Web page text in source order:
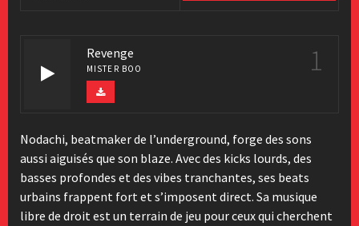
Revenge
MISTER BOO 1
Nodachi, beatmaker de l’underground, forge des sons
aussi aiguisés que son blaze. Avec des kicks lourds, des
basses profondes et des vibes tranchantes, ses beats
urbains frappent fort et s’imposent direct. Sa musique
libre de droit est un terrain de jeu pour ceux qui cherchent